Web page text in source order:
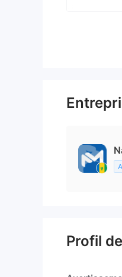
Profil